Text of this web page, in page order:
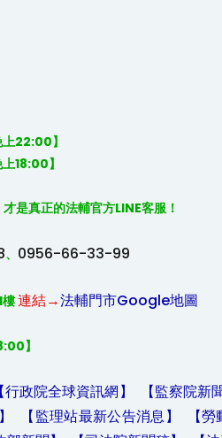
22:00】
18:00】
才是真正的法輔官方LINE客服！
、 0956-66-33-99
樓 連結→法輔門市Google地圖
】
【行政院全球資訊網】 【監察院新
【監理站最新公告消息】 【